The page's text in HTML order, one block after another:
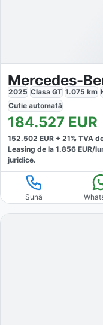
2025 Clasa GT 1.075 km
Cutie automată
184.527 EUR
152.502 EUR + 21% TVA
Leasing de la 1.856 EUR/
juridice.
Sună